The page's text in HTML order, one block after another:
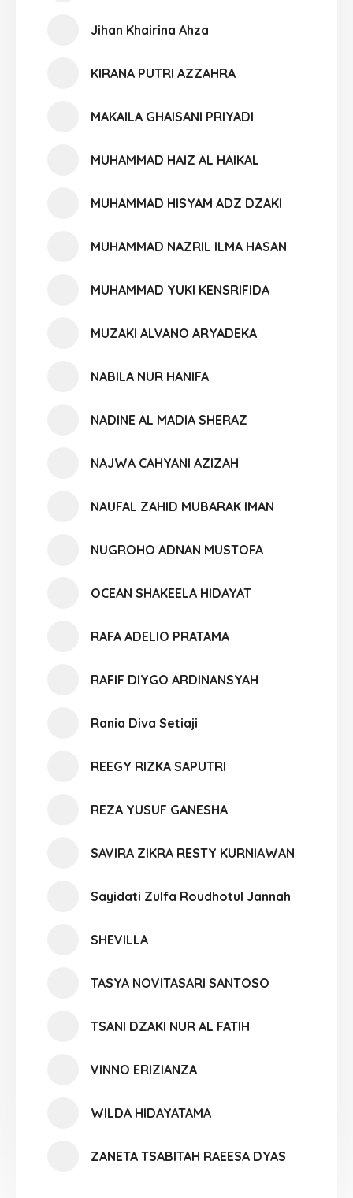
Jihan Khairina Ahza
KIRANA PUTRI AZZAHRA
MAKAILA GHAISANI PRIYADI
MUHAMMAD HAIZ AL HAIKAL
MUHAMMAD HISYAM ADZ DZAKI
MUHAMMAD NAZRIL ILMA HASAN
MUHAMMAD YUKI KENSRIFIDA
MUZAKI ALVANO ARYADEKA
NABILA NUR HANIFA
NADINE AL MADIA SHERAZ
NAJWA CAHYANI AZIZAH
NAUFAL ZAHID MUBARAK IMAN
NUGROHO ADNAN MUSTOFA
OCEAN SHAKEELA HIDAYAT
RAFA ADELIO PRATAMA
RAFIF DIYGO ARDINANSYAH
Rania Diva Setiaji
REEGY RIZKA SAPUTRI
REZA YUSUF GANESHA
SAVIRA ZIKRA RESTY KURNIAWAN
Sayidati Zulfa Roudhotul Jannah
SHEVILLA
TASYA NOVITASARI SANTOSO
TSANI DZAKI NUR AL FATIH
VINNO ERIZIANZA
WILDA HIDAYATAMA
ZANETA TSABITAH RAEESA DYAS